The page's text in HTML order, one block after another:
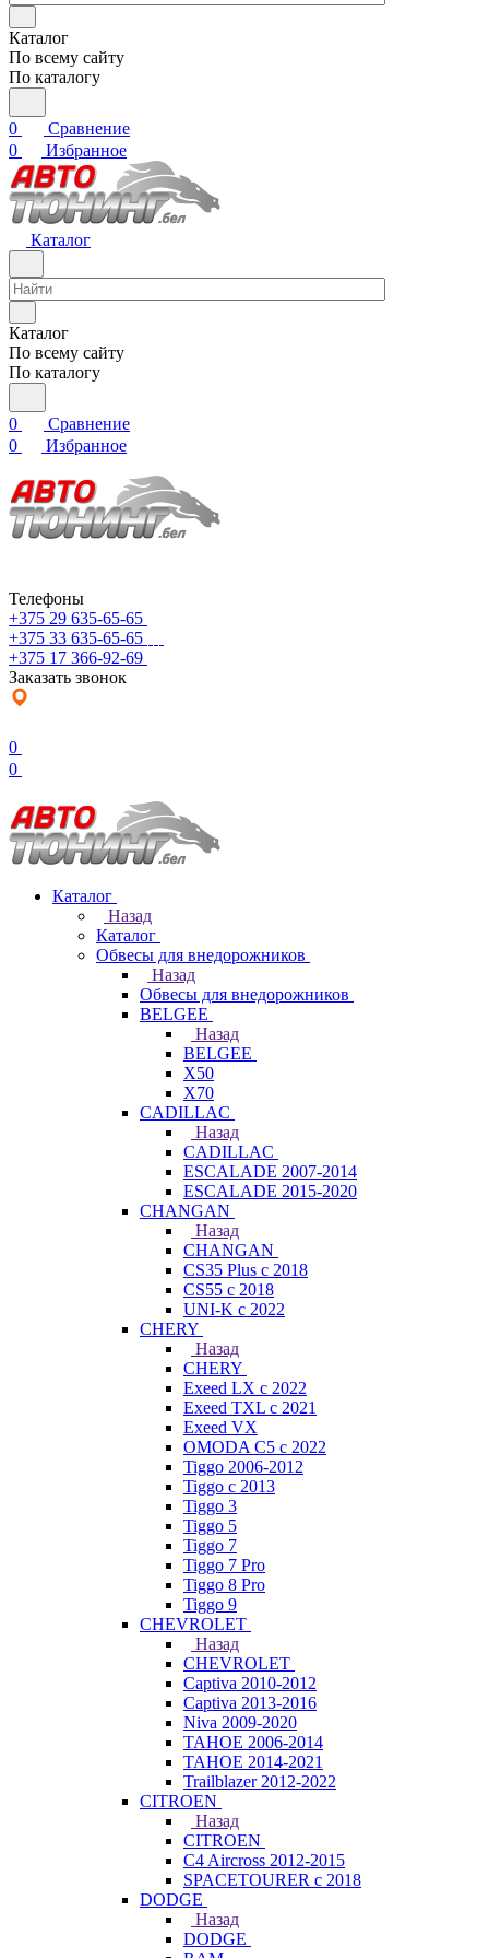
Каталог
По всему сайту
По каталогу
0
Сравнение
0
Избранное
Каталог
Каталог
По всему сайту
По каталогу
0
Сравнение
0
Избранное
Телефоны
+375 29 635-65-65
+375 33 635-65-65
+375 17 366-92-69
Заказать звонок
0
0
Каталог
Назад
Каталог
Обвесы для внедорожников
Назад
Обвесы для внедорожников
BELGEE
Назад
BELGEE
X50
X70
CADILLAC
Назад
CADILLAC
ESCALADE 2007-2014
ESCALADE 2015-2020
CHANGAN
Назад
CHANGAN
CS35 Plus с 2018
CS55 с 2018
UNI-K с 2022
CHERY
Назад
CHERY
Exeed LX с 2022
Exeed TXL с 2021
Exeed VX
OMODA C5 с 2022
Tiggo 2006-2012
Tiggo с 2013
Tiggo 3
Tiggo 5
Tiggo 7
Tiggo 7 Pro
Tiggo 8 Pro
Tiggo 9
CHEVROLET
Назад
CHEVROLET
Captiva 2010-2012
Captiva 2013-2016
Niva 2009-2020
TAHOE 2006-2014
TAHOE 2014-2021
Trailblazer 2012-2022
CITROEN
Назад
CITROEN
C4 Aircross 2012-2015
SPACETOURER с 2018
DODGE
Назад
DODGE